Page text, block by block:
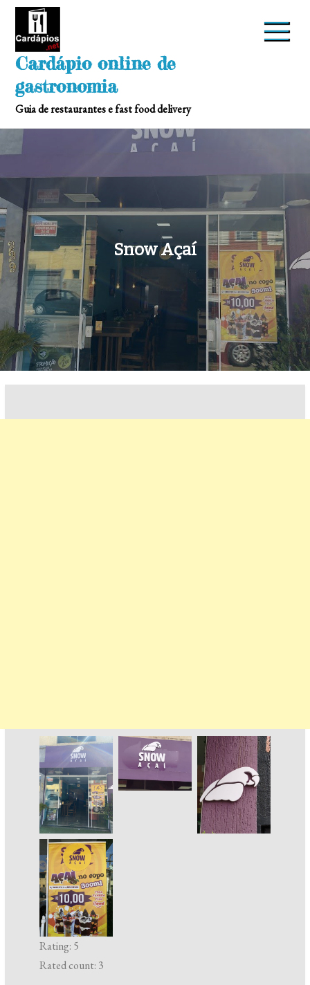
Skip
Cardápio online de
gastronomia
Guia de restaurantes e fast food delivery
Snow Açaí
Rating: 5
Rated count: 3